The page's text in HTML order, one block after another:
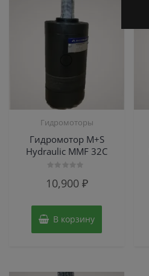
Гидромоторы
Гидромотор M+S
Hydraulic MMF 32C
010,900 ₽
В корзину